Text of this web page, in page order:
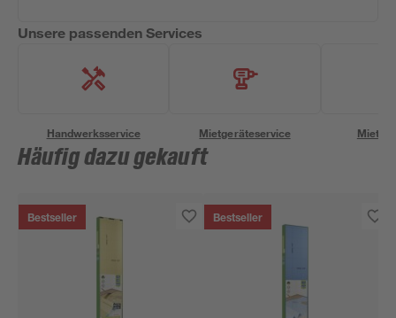
Unsere passenden Services
Handwerksservice Mietgeräteservice
Häufig dazu gekauft
Bestseller Bestseller